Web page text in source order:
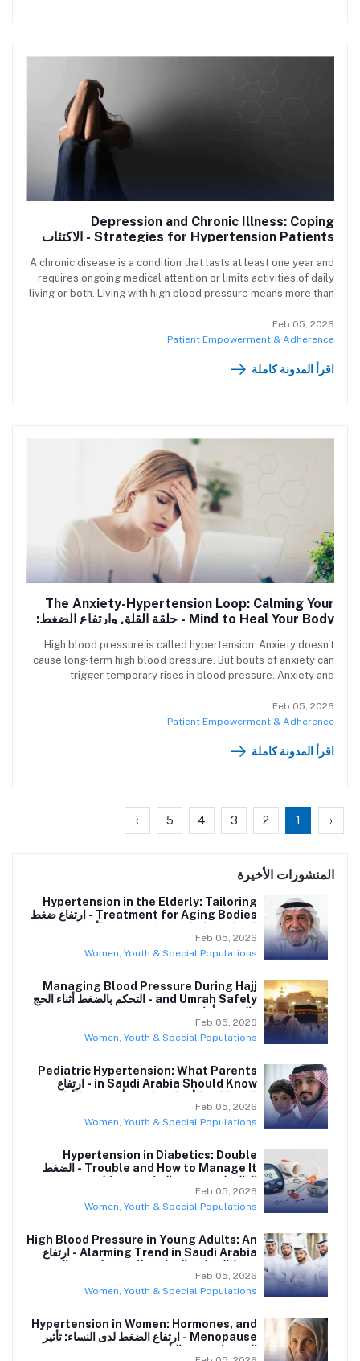
Depression and Chronic Illness: Coping
Strategies for Hypertension Patients - الاكتئاب
الضغط
A chronic disease is a condition that lasts at least one year and
requires ongoing medical attention or limits activities of daily
living or both. Living with high blood pressure means more than
وتتطلب متابعة طبية مستمرة أو تؤثر على قدرة الشخص على ممارسة
Feb 05, 2026
Patient Empowerment & Adherence
اقرأ المدونة كاملة
The Anxiety-Hypertension Loop: Calming Your
Mind to Heal Your Body - حلقة القلق وارتفاع الضغط:
High blood pressure is called hypertension. Anxiety doesn't
cause long-term high blood pressure. But bouts of anxiety can
trigger temporary rises in blood pressure. Anxiety and
بفرط الضغط الشرياني. أما القلق، فهو لا يسبب ارتفاعًا دائمًا في ضغط
الدم، لكنه قد يؤدي إلى ارتفاع مؤقت في القراءات.
Feb 05, 2026
Patient Empowerment & Adherence
اقرأ المدونة كاملة
‹
1
2
3
4
5
›
المنشورات الأخيرة
Hypertension in the Elderly: Tailoring
Treatment for Aging Bodies - ارتفاع ضغط
الدم لدى كبار السن: علاج مخصص لأجسام متقدمة
بالعمر
Feb 05, 2026
Women, Youth & Special Populations
Managing Blood Pressure During Hajj
and Umrah Safely - التحكم بالضغط أثناء الحج
والعمرة بأمان
Feb 05, 2026
Women, Youth & Special Populations
Pediatric Hypertension: What Parents
in Saudi Arabia Should Know - ارتفاع
الضغط لدى الأطفال: ما يجب أن يعرفه الأهالي في
السعودية
Feb 05, 2026
Women, Youth & Special Populations
Hypertension in Diabetics: Double
Trouble and How to Manage It - الضغط
العالي لدى مرضى السكري: مشكلة مزدوجة
وكيفية التعامل معها
Feb 05, 2026
Women, Youth & Special Populations
High Blood Pressure in Young Adults: An
Alarming Trend in Saudi Arabia - ارتفاع
ضغط الدم لدى الشباب: ظاهرة مقلقة في السعودية
Feb 05, 2026
Women, Youth & Special Populations
Hypertension in Women: Hormones, and
Menopause - ارتفاع الضغط لدى النساء: تأثير
الهرمونات وسن اليأس